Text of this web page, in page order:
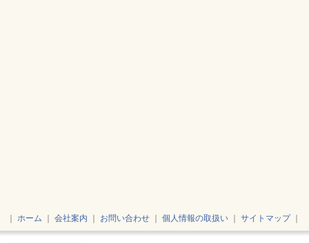
ホーム 会社案内 お問い合わせ 個人情報の取扱い サイトマップ｜